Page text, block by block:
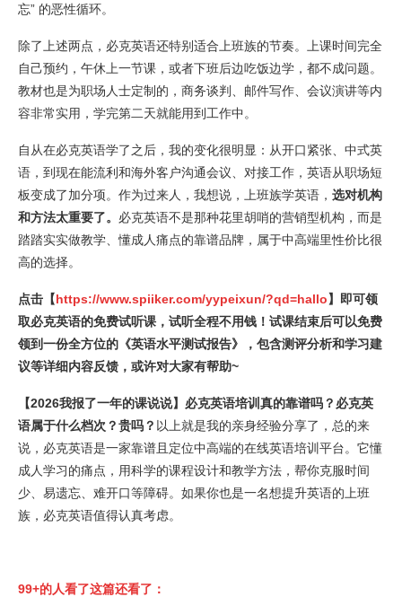
忘” 的恶性循环。
除了上述两点，必克英语还特别适合上班族的节奏。上课时间完全
自己预约，午休上一节课，或者下班后边吃饭边学，都不成问题。
教材也是为职场人士定制的，商务谈判、邮件写作、会议演讲等内
容非常实用，学完第二天就能用到工作中。
自从在必克英语学了之后，我的变化很明显：从开口紧张、中式英
语，到现在能流利和海外客户沟通会议、对接工作，英语从职场短
板变成了加分项。作为过来人，我想说，上班族学英语， 选对机构
和方法太重要了。 必克英语不是那种花里胡哨的营销型机构，而是
踏踏实实做教学、懂成人痛点的靠谱品牌，属于中高端里性价比很
高的选择。
点击【https://www.spiiker.com/yypeixun/?qd=hallo】即可领
取必克英语的免费试听课，试听全程不用钱！试课结束后可以免费
领到一份全方位的《英语水平测试报告》，包含测评分析和学习建
议等详细内容反馈，或许对大家有帮助~
【2026我报了一年的课说说】必克英语培训真的靠谱吗？必克英
语属于什么档次？贵吗？ 以上就是我的亲身经验分享了，总的来
说，必克英语是一家靠谱且定位中高端的在线英语培训平台。它懂
成人学习的痛点，用科学的课程设计和教学方法，帮你克服时间
少、易遗忘、难开口等障碍。如果你也是一名想提升英语的上班
族，必克英语值得认真考虑。
99+的人看了这篇还看了：